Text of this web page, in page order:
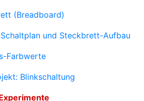
(Breadboard)
und Steckbrett-Aufbau
Farbwerte
Blinkschaltung